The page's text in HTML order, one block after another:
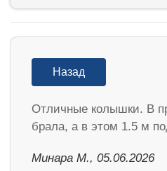
Назад
Отличные колышки. В
брала, а в этом 1.5 м
Минара М., 05.06.2026